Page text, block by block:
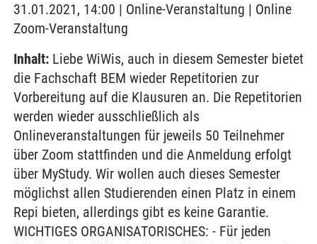
31.01.2021, 14:00 | Online-Veranstaltung | Online
Zoom-Veranstaltung
Inhalt: Liebe WiWis, auch in diesem Semester bietet
die Fachschaft BEM wieder Repetitorien zur
Vorbereitung auf die Klausuren an. Die Repetitorien
werden wieder ausschließlich als
Onlineveranstaltungen für jeweils 50 Teilnehmer
über Zoom stattfinden und die Anmeldung erfolgt
über MyStudy. Wir wollen auch dieses Semester
möglichst allen Studierenden einen Platz in einem
Repi bieten, allerdings gibt es keine Garantie.
WICHTIGES ORGANISATORISCHES: - Für jeden